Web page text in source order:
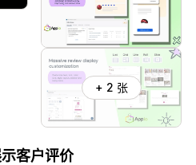
+ 2 张
客户评价